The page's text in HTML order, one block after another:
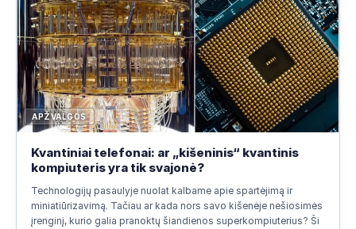
APŽVALGOS
Kvantiniai telefonai: ar „kišeninis“ kvantinis
kompiuteris yra tik svajonė?
Technologijų pasaulyje nuolat kalbame apie spartėjimą ir
miniatiūrizavimą. Tačiau ar kada nors savo kišenėje nešiosimės
įrenginį, kurio galia pranoktų šiandienos superkompiuterius? Ši